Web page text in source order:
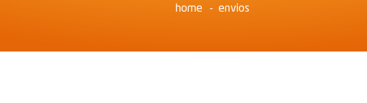
home envios